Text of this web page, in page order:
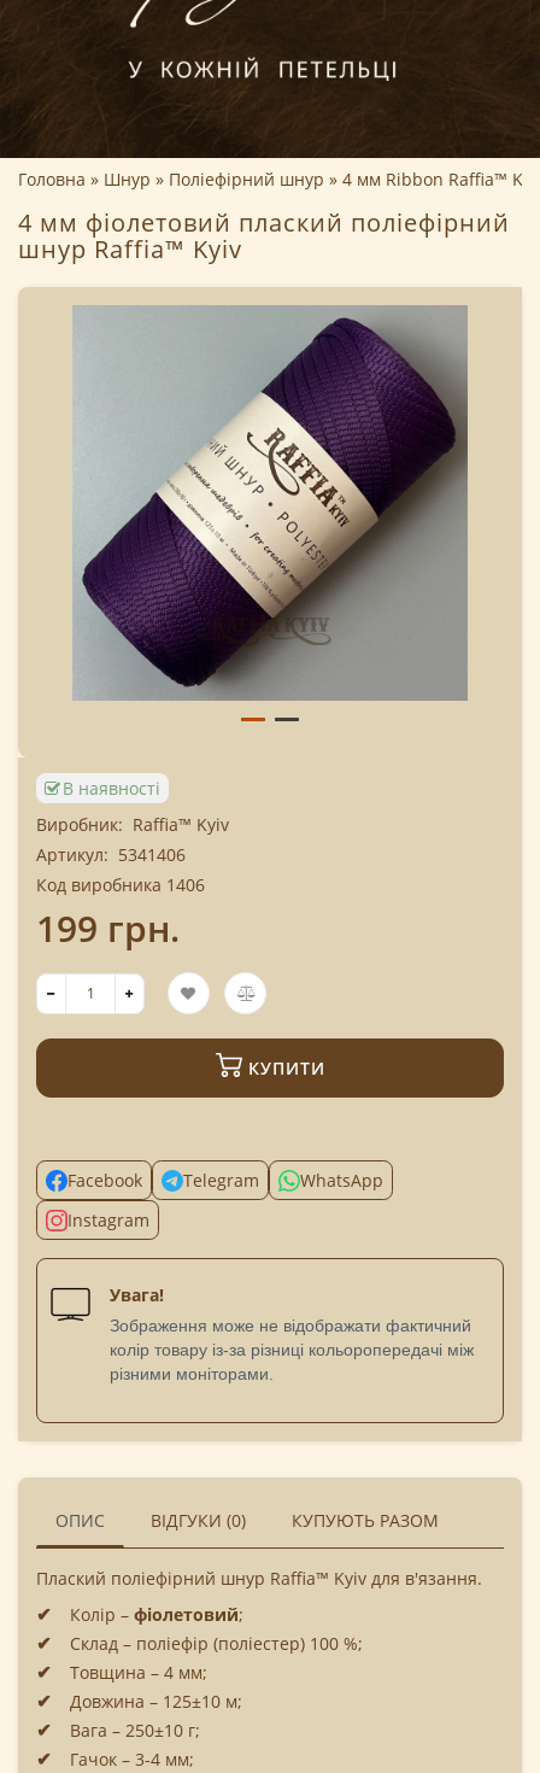
Головна Шнур Поліефірний шнур 4 мм Ribbon Raffia™
4 мм фіолетовий плаский поліефірний
шнур Raffia™ Kyiv
В наявності
Виробник: Raffia™ Kyiv
Артикул: 5341406
Код виробника 1406
199 грн.
КУПИТИ
Facebook Telegram
WhatsApp
Instagram
Увага!
Зображення може не відображати фактичний
колір товару із-за різниці кольоропередачі між
різними моніторами.
ОПИС ВІДГУКИ (0) КУПУЮТЬ РАЗОМ
Плаский поліефірний шнур Raffia™ Kyiv для в'язання.
Колір – фіолетовий;
Склад – поліефір (поліестер) 100 %;
Товщина – 4 мм;
Довжина – 125±10 м;
Вага – 250±10 г;
Гачок – 3-4 мм;